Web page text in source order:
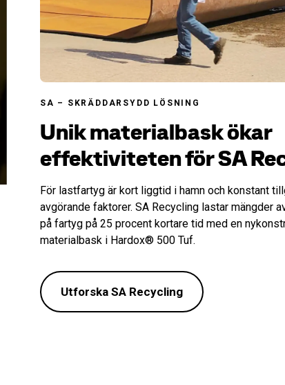
SA – SKRÄDDARSYDD LÖSNING
Unik materialbask ökar
effektiviteten för SA
För lastfartyg är kort liggtid i hamn och konstant
avgörande faktorer. SA Recycling lastar mängder
på fartyg på 25 procent kortare tid med en
materialbask i Hardox® 500 Tuf.
Utforska SA Recycling